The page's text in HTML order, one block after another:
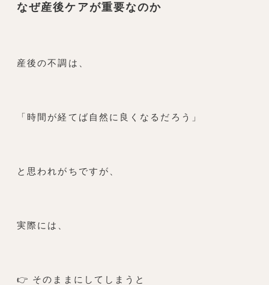
なぜ産後ケアが重要なのか
産後の不調は、
「時間が経てば自然に良くなるだろう」
と思われがちですが、
実際には、
👉 そのままにしてしまうと